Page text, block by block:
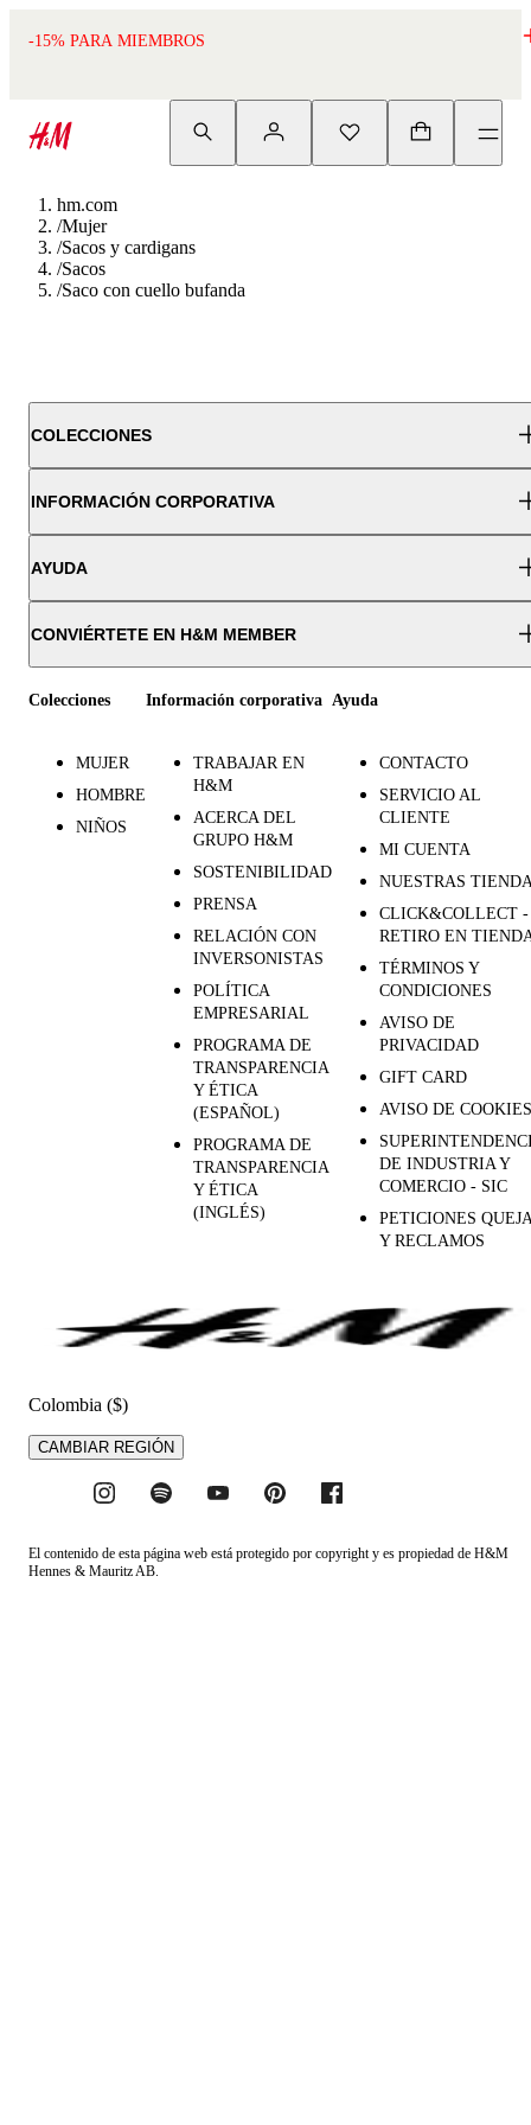
-15% PARA MIEMBROS
hm.com
/Mujer
/Sacos y cardigans
/Sacos
/Saco con cuello bufanda
COLECCIONES
INFORMACIÓN CORPORATIVA
AYUDA
CONVIÉRTETE EN H&M MEMBER
Colecciones
MUJER
HOMBRE
NIÑOS
Información corporativa
TRABAJAR EN
H&M
ACERCA DEL
GRUPO H&M
SOSTENIBILIDAD
PRENSA
RELACIÓN CON
INVERSONISTAS
POLÍTICA
EMPRESARIAL
PROGRAMA DE
TRANSPARENCIA
Y ÉTICA
(ESPAÑOL)
PROGRAMA DE
TRANSPARENCIA
Y ÉTICA
(INGLÉS)
Ayuda
CONTACTO
SERVICIO AL
CLIENTE
MI CUENTA
NUESTRAS
CLICK&COLLECT -
RETIRO EN
TÉRMINOS Y
CONDICIONES
AVISO DE
PRIVACIDAD
GIFT CARD
AVISO DE COOKIES
DE INDUSTRIA Y
COMERCIO - SIC
PETICIONES
Y RECLAMOS
Colombia ($)
CAMBIAR REGIÓN
El contenido de esta página web está protegido por copyright y es propiedad de H&M
Hennes & Mauritz AB.